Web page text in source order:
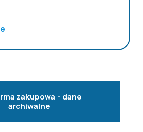
zakupowa - dane
archiwalne